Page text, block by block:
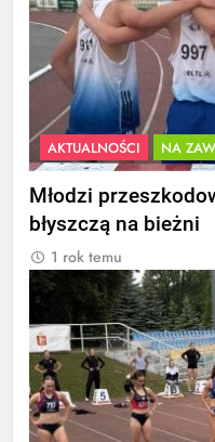
AKTUALNOŚCI NA
Młodzi
błyszczą na bieżni
1 rok temu